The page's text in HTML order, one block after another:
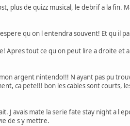
de quizz musical, le debrif a la fin.
qu on l entendra souvent! Et qu il
tout ce qu on peut lire a droite et
argent nintendo!!! N ayant pas pu
ca pete!!! bon les cables sont courts,
J avais mate la serie fate stay night a l
de s y mettre.